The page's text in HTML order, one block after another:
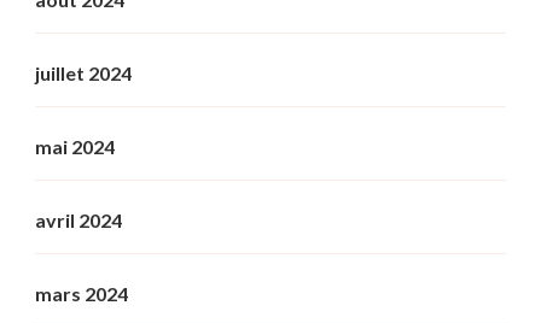
juillet 2024
mai 2024
avril 2024
mars 2024